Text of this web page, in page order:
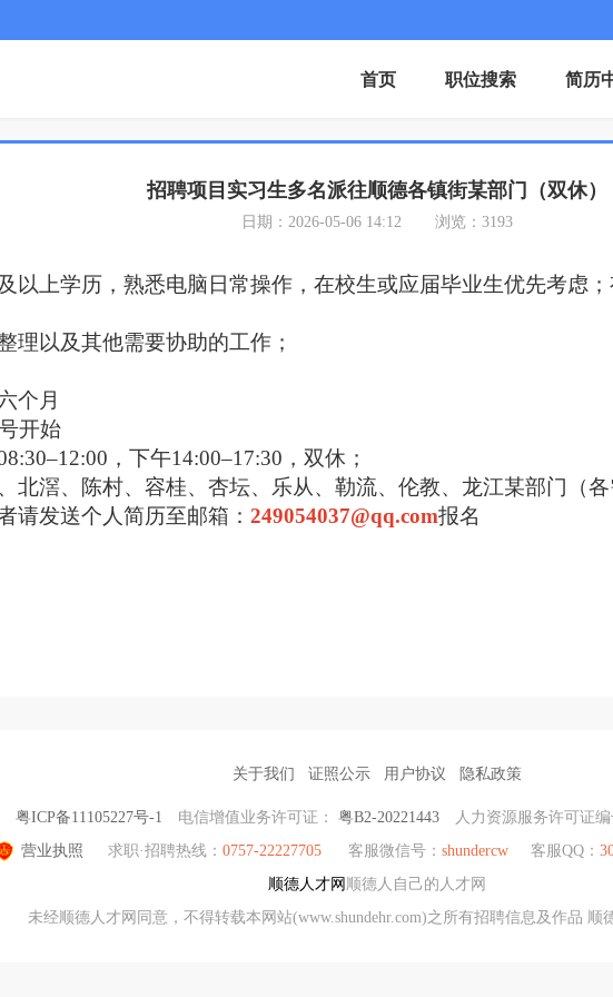
首页 职位搜索 简历
招聘项目实习生多名派往顺德各镇街某部门（双休）
日期：2026-05-06 14:12 浏览：3193
以上学历，熟悉电脑日常操作，在校生或应届毕业生优先考虑
理以及其他需要协助的工作；
个月
开始
，下午14:00–17:30，双休；
北滘、陈村、容桂、杏坛、乐从、勒流、伦教、龙江某部门（各
请发送个人简历至邮箱： 249054037@qq.com报名
关于我们 证照公示 用户协议 隐私政策
粤ICP备11105227号-1 电信增值业务许可证： 粤B2-20221443 人力资源服务许可证编
营业执照
求职·招聘热线： 0757-22227705 客服微信号： shundercw 客服QQ：
顺德人才网 顺德人自己的人才网
未经顺德人才网同意，不得转载本网站(www.shundehr.com)之所有招聘信息及作品 顺